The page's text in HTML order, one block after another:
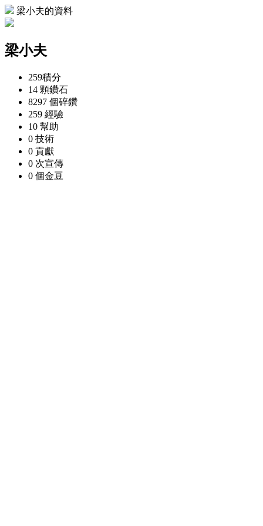
梁小夫的資料
梁小夫
259積分
14 顆鑽石
8297 個碎鑽
259 經驗
10 幫助
0 技術
0 貢獻
0 次宣傳
0 個金豆